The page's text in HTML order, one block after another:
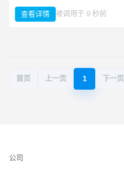
查看详情 ：
A
被调用于 9 秒前
首页 上一页 1 下一页
公司